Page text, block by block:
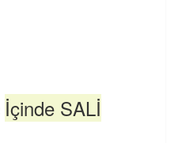
İçinde SALİ